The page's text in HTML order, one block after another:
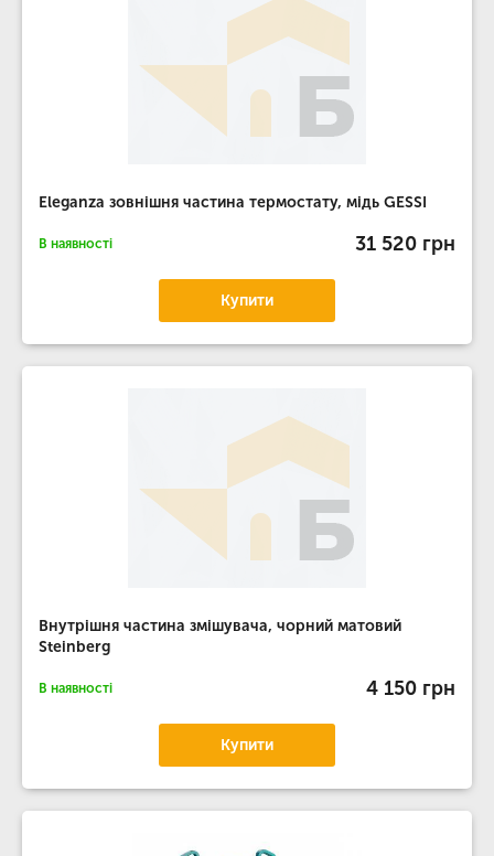
Eleganza зовнішня частина термостату, мідь GESSI
В наявності 31 520 грн
Купити
Внутрішня частина змішувача, чорний матовий
Steinberg
В наявності 4 150 грн
Купити